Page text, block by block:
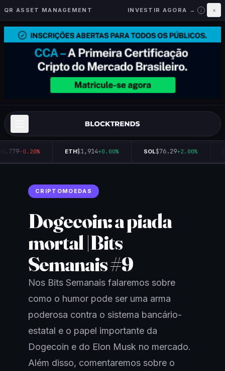
QR ASSET MANAGEMENT INVESTIR AGORA → i ×
-0.20% ETH$1,914+0.00% SOL$76.29+2.00%
CRIPTOMOEDAS
Dogecoin: a piada
mortal |Bits
Semanais #9
Nos Bits Semanais falaremos sobre
como o humor pode ser uma arma
poderosa contra o sistema bancário-
estatal e o papel importante da
Dogecoin e do Elon Musk no mercado.
Além disso, comentaremos sobre o